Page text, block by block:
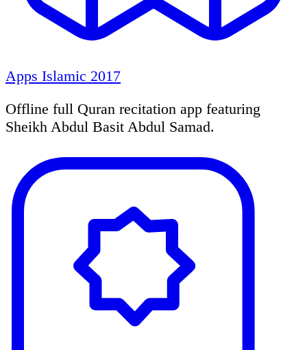
Apps Islamic 2017
Offline full Quran recitation app featuring
Sheikh Abdul Basit Abdul Samad.